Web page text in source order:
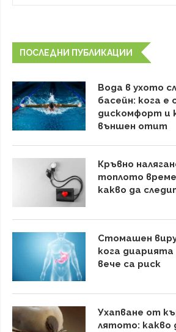
ПОСЛЕДНИ ПУБЛИКАЦИИ
Вода в ухото
басейн: кога е
дискомфорт и
външен отит
Кръвно
топлото
какво да
Стомашен
кога
вече са риск
Ухапване от
лятото: какво